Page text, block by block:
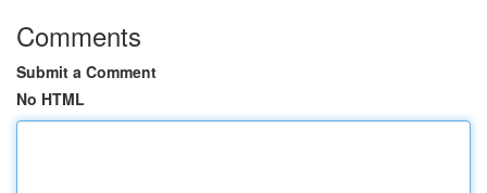
Comments
Submit a Comment
No HTML